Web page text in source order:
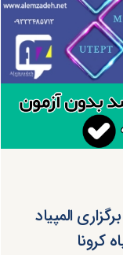
المپیاد
کرونا